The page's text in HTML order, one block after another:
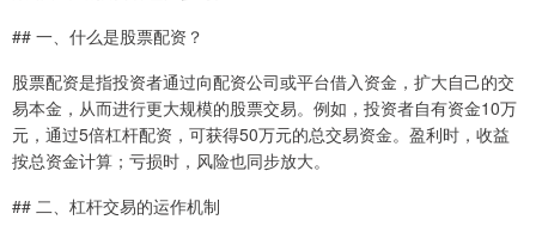
## 一、什么是股票配资？
股票配资是指投资者通过向配资公司或平台借入资金，扩大自己的交
易本金，从而进行更大规模的股票交易。例如，投资者自有资金10万
元，通过5倍杠杆配资，可获得50万元的总交易资金。盈利时，收益
按总资金计算；亏损时，风险也同步放大。
## 二、杠杆交易的运作机制